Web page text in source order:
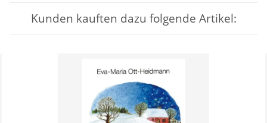
Kunden kauften dazu folgende Artikel: